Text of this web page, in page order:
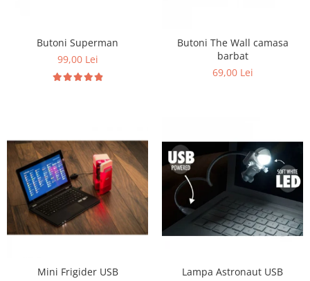
Butoni Superman
99,00 Lei
Butoni The Wall camasa
barbat
69,00 Lei
Mini Frigider USB
Lampa Astronaut USB